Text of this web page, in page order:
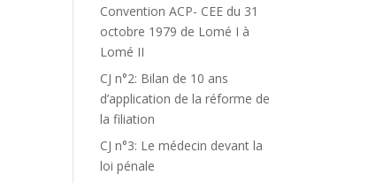
Convention ACP- CEE du 31
octobre 1979 de Lomé I à
Lomé II
CJ n°2: Bilan de 10 ans
d’application de la réforme de
la filiation
CJ n°3: Le médecin devant la
loi pénale